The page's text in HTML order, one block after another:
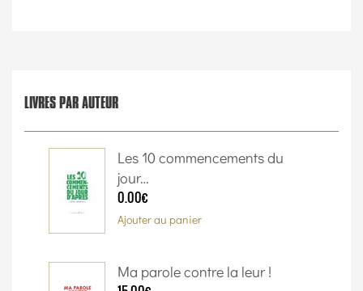
LIVRES PAR AUTEUR
Les 10 commencements du
jour…
0.00€
Ajouter au panier
Ma parole contre la leur !